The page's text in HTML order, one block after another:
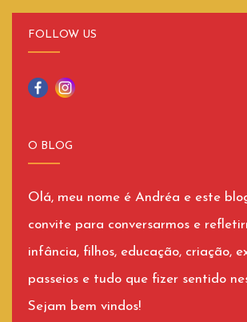
FOLLOW US
O BLOG
Olá, meu nome é Andréa e este
convite para conversarmos e
infância, filhos, educação, criação,
passeios e tudo que fizer sentido
Sejam bem vindos!